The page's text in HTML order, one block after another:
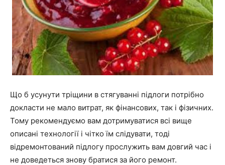
Що б усунути тріщини в стягуванні підлоги потрібно
докласти не мало витрат, як фінансових, так і фізичних.
Тому рекомендуємо вам дотримуватися всі вище
описані технології і чітко їм слідувати, тоді
відремонтований підлогу прослужить вам довгий час і
не доведеться знову братися за його ремонт.